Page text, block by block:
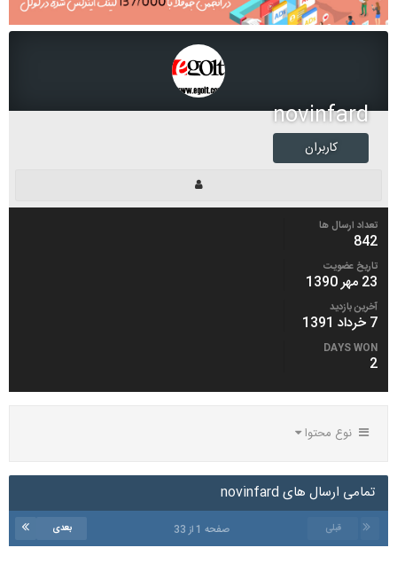
novinfard
کاربران
تعداد ارسال ها
842
تاریخ عضویت
23 مهر 1390
آخرین بازدید
7 خرداد 1391
DAYS WON
2
نوع محتوا
تمامی ارسال های novinfard
قبلی بعدی صفحه 1 از 33